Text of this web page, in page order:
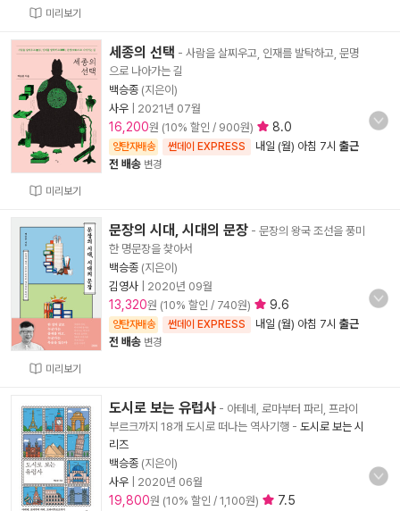
미리보기
미리보기
세종의 선택 - 사람을 살찌우고, 인재를 발탁하고, 문명
으로 나아가는 길
백승종 (지은이)
사우
2021년 07월
16,200원 (10% 할인 / 900원) 8.0
양탄자배송 썬데이 EXPRESS 내일 (월) 아침 7시 출근
전 배송 변경
미리보기
문장의 시대, 시대의 문장 - 문장의 왕국 조선을 풍미
한 명문장을 찾아서
백승종 (지은이)
김영사
2020년 09월
13,320원 (10% 할인 / 740원) 9.6
양탄자배송 썬데이 EXPRESS 내일 (월) 아침 7시 출근
전 배송 변경
도시로 보는 유럽사 - 아테네, 로마부터 파리, 프라이
부르크까지 18개 도시로 떠나는 역사기행 - 도시로 보는 시
리즈
백승종 (지은이)
사우
2020년 06월
19,800원 (10% 할인 / 1,100원) 7.5